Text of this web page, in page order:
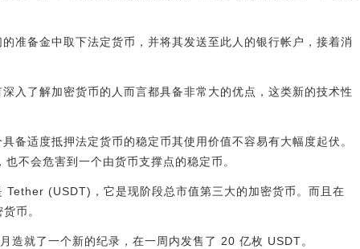
准备金中取下法定货币，并将其发送至此人的银行帐户，接着消
入了解加密货币的人而言都具备非常大的优点，这类新的技术性
备适度抵押法定货币的稳定币其使用价值不容易有大幅度起伏。
不会危害到一个由货币支撑点的稳定币。
(USDT)，它是现阶段总市值第三大的加密货币。而且在
币。
就了一个新的纪录，在一周内发售了 20 亿枚 USDT。